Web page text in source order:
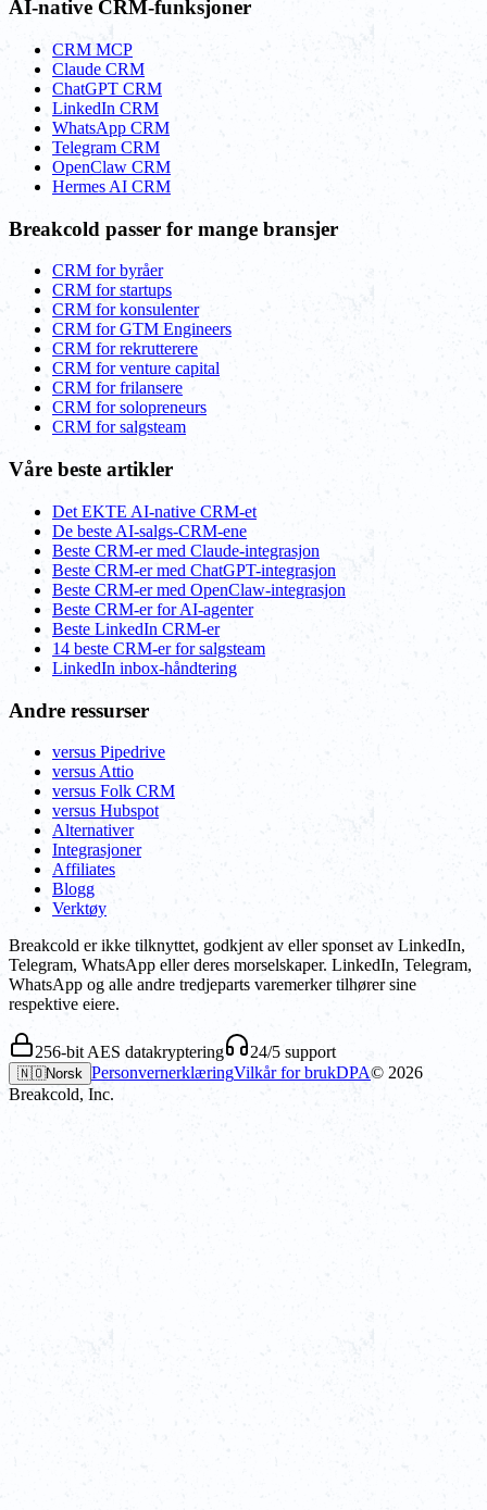
AI-native CRM-funksjoner
CRM MCP
Claude CRM
ChatGPT CRM
LinkedIn CRM
WhatsApp CRM
Telegram CRM
OpenClaw CRM
Hermes AI CRM
Breakcold passer for mange bransjer
CRM for byråer
CRM for startups
CRM for konsulenter
CRM for GTM Engineers
CRM for rekrutterere
CRM for venture capital
CRM for frilansere
CRM for solopreneurs
CRM for salgsteam
Våre beste artikler
Det EKTE AI-native CRM-et
De beste AI-salgs-CRM-ene
Beste CRM-er med Claude-integrasjon
Beste CRM-er med ChatGPT-integrasjon
Beste CRM-er med OpenClaw-integrasjon
Beste CRM-er for AI-agenter
Beste LinkedIn CRM-er
14 beste CRM-er for salgsteam
LinkedIn inbox-håndtering
Andre ressurser
versus Pipedrive
versus Attio
versus Folk CRM
versus Hubspot
Alternativer
Integrasjoner
Affiliates
Blogg
Verktøy
Breakcold er ikke tilknyttet, godkjent av eller sponset av LinkedIn,
Telegram, WhatsApp eller deres morselskaper. LinkedIn, Telegram,
WhatsApp og alle andre tredjeparts varemerker tilhører sine
respektive eiere.
256-bit AES datakryptering 24/5 support
🇳🇴Norsk PersonvernerklæringVilkår for brukDPA© 2026
Breakcold, Inc.